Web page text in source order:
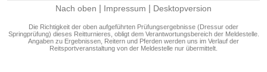
Nach oben | Impressum | Desktopversion
Die Richtigkeit der oben aufgeführten Prüfungsergebnisse (Dressur oder
Springprüfung) dieses Reitturnieres, obligt dem Verantwortungsbereich der Meldestelle.
Angaben zu Ergebnissen, Reitern und Pferden werden uns im Verlauf der
Reitsportveranstaltung von der Meldestelle nur übermittelt.